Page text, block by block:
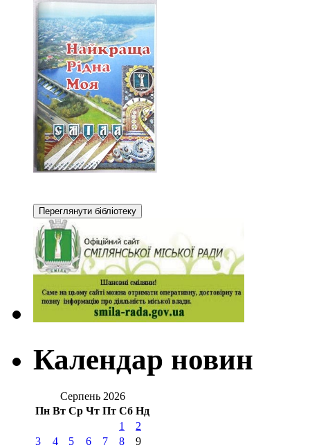
Календар новин
Серпень 2026
Пн Вт Ср Чт Пт Сб Нд
1
2
3
4 5 6 7 8
9